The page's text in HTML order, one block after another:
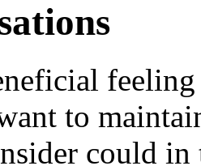
feeling
to
could in